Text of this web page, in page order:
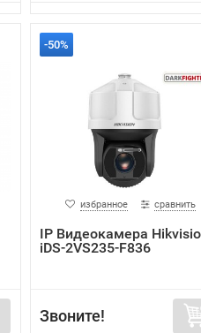
-50%
избранное сравнить
IP Видеокамера
iDS-2VS235-F836
Звоните!